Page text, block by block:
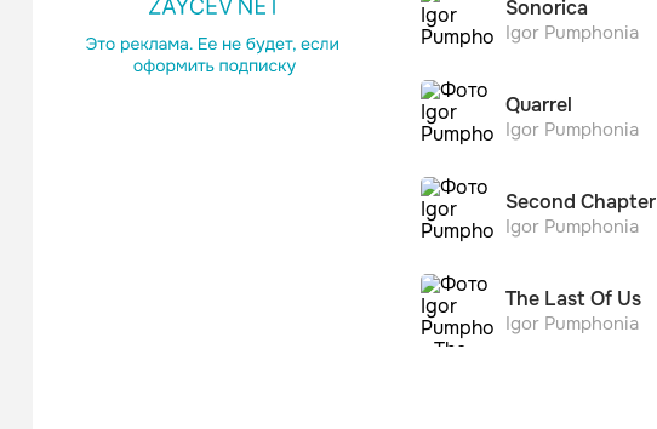
Sonorica
Igor Pumphonia
Quarrel
Igor Pumphonia
Second Chapter
Igor Pumphonia
The Last Of Us
Igor Pumphonia